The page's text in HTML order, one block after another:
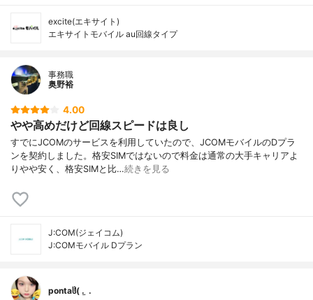
excite(エキサイト)
エキサイトモバイル au回線タイプ
事務職
奥野裕
4.00
やや高めだけど回線スピードは良し
すでにJCOMのサービスを利用していたので、JCOMモバイルのDプラ
ンを契約しました。格安SIMではないので料金は通常の大手キャリアよ
りやや安く、格安SIMと比…続きを見る
J:COM(ジェイコム)
J:COMモバイル Dプラン
pontaჱ̒( . ̫ .